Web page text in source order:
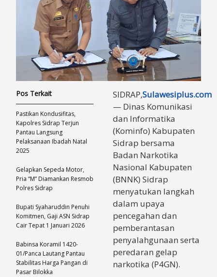
SIDRAP,Sulawesiplus.com
— Dinas Komunikasi
dan Informatika
(Kominfo) Kabupaten
Sidrap bersama
Badan Narkotika
Nasional Kabupaten
(BNNK) Sidrap
menyatukan langkah
dalam upaya
pencegahan dan
pemberantasan
penyalahgunaan serta
peredaran gelap
narkotika (P4GN).
Pos Terkait
Pastikan Kondusifitas,
Kapolres Sidrap Terjun
Pantau Langsung
Pelaksanaan Ibadah Natal
2025
Gelapkan Sepeda Motor,
Pria “M” Diamankan Resmob
Polres Sidrap
Bupati Syaharuddin Penuhi
Komitmen, Gaji ASN Sidrap
Cair Tepat 1 Januari 2026
Babinsa Koramil 1420-
01/Panca Lautang Pantau
Stabilitas Harga Pangan di
Pasar Bilokka